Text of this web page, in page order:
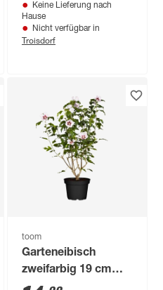
Keine Lieferung nach
Hause
Nicht verfügbar in
Troisdorf
toom
Garteneibisch
zweifarbig 19 cm
Topf